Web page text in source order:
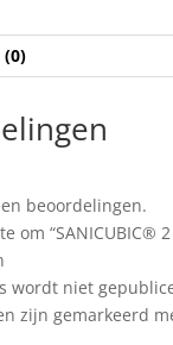
beoordelingen.
om “SANICUBIC® 2
wordt niet
zijn gemarkeerd